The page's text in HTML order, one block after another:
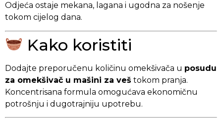
Odjeća ostaje mekana, lagana i ugodna za nošenje
tokom cijelog dana.
Kako koristiti
Dodajte preporučenu količinu omekšivača u posudu
za omekšivač u mašini za veš tokom pranja.
Koncentrisana formula omogućava ekonomičnu
potrošnju i dugotrajniju upotrebu.